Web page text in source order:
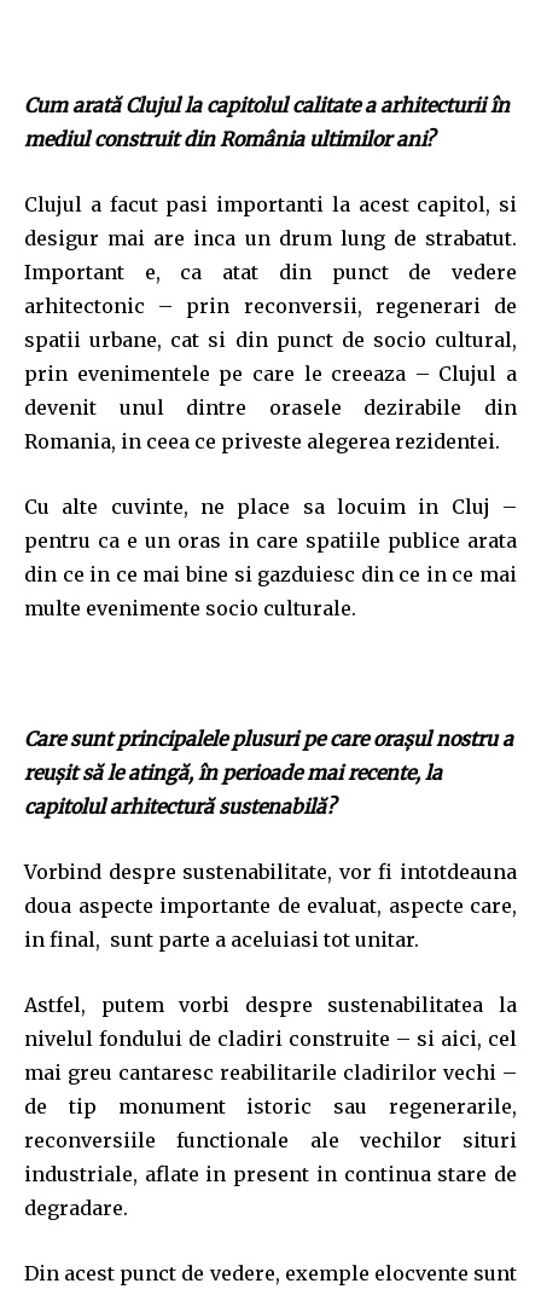
Cum arată Clujul la capitolul calitate a arhitecturii în
mediul construit din România ultimilor ani?
Clujul a facut pasi importanti la acest capitol, si
desigur mai are inca un drum lung de strabatut.
Important e, ca atat din punct de vedere
arhitectonic – prin reconversii, regenerari de
spatii urbane, cat si din punct de socio cultural,
prin evenimentele pe care le creeaza – Clujul a
devenit unul dintre orasele dezirabile din
Romania, in ceea ce priveste alegerea rezidentei.
Cu alte cuvinte, ne place sa locuim in Cluj –
pentru ca e un oras in care spatiile publice arata
din ce in ce mai bine si gazduiesc din ce in ce mai
multe evenimente socio culturale.
Care sunt principalele plusuri pe care oraşul nostru a
reuşit să le atingă, în perioade mai recente, la
capitolul arhitectură sustenabilă?
Vorbind despre sustenabilitate, vor fi intotdeauna
doua aspecte importante de evaluat, aspecte care,
in final, sunt parte a aceluiasi tot unitar.
Astfel, putem vorbi despre sustenabilitatea la
nivelul fondului de cladiri construite – si aici, cel
mai greu cantaresc reabilitarile cladirilor vechi –
de tip monument istoric sau regenerarile,
reconversiile functionale ale vechilor situri
industriale, aflate in present in continua stare de
degradare.
Din acest punct de vedere, exemple elocvente sunt